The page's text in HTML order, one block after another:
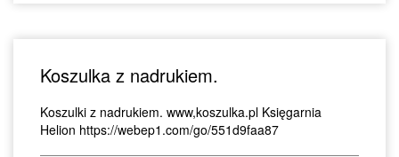
Koszulka z nadrukiem.
Koszulki z nadrukiem. www,koszulka.pl Księgarnia
Helion https://webep1.com/go/551d9faa87